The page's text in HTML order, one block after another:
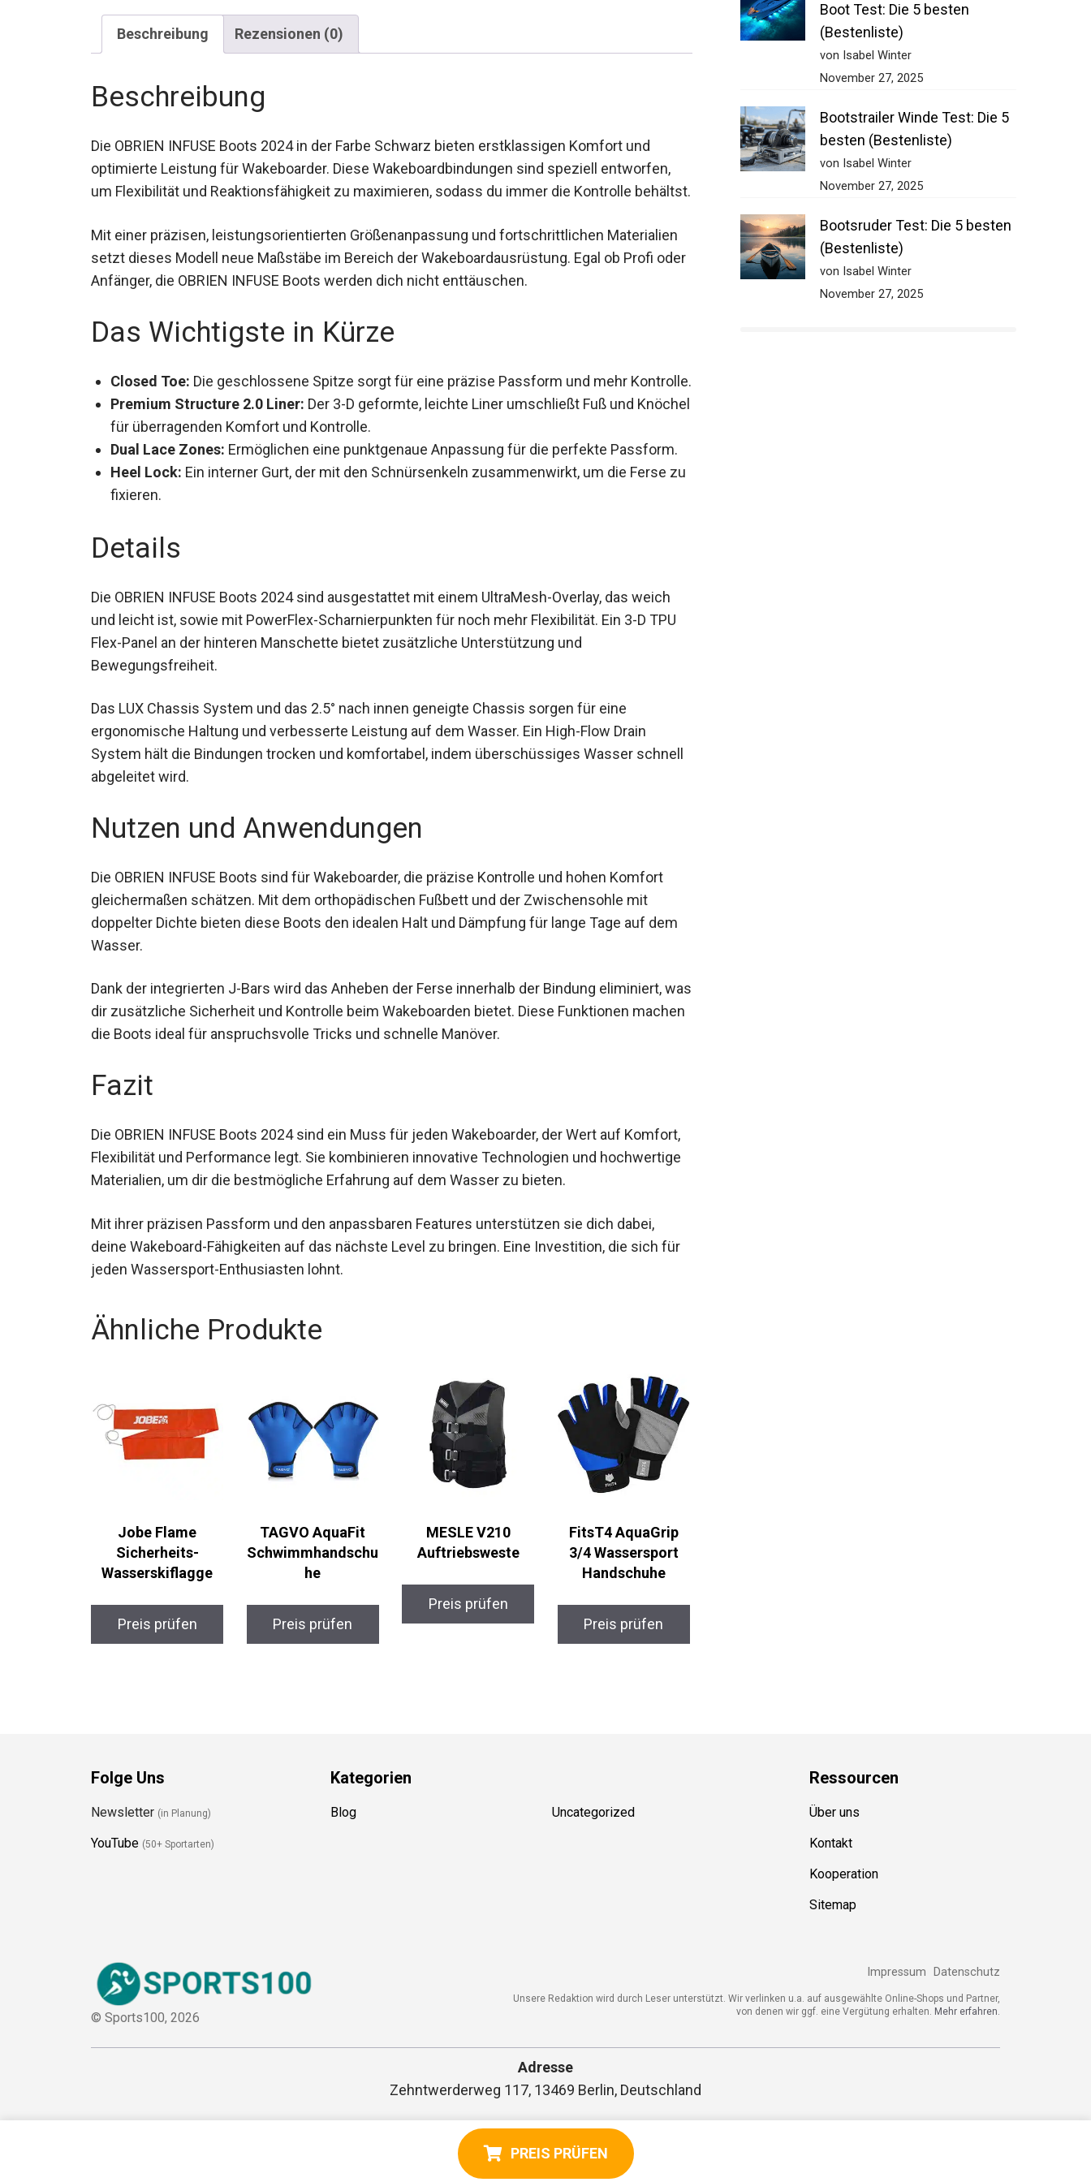
Beschreibung Rezensionen (0)
Beschreibung
Die OBRIEN INFUSE Boots 2024 in der Farbe Schwarz bieten erstklassigen Komfort und
optimierte Leistung für Wakeboarder. Diese Wakeboardbindungen sind speziell entworfen,
um Flexibilität und Reaktionsfähigkeit zu maximieren, sodass du immer die Kontrolle behältst.
Mit einer präzisen, leistungsorientierten Größenanpassung und fortschrittlichen Materialien
setzt dieses Modell neue Maßstäbe im Bereich der Wakeboardausrüstung. Egal ob Profi oder
Anfänger, die OBRIEN INFUSE Boots werden dich nicht enttäuschen.
Das Wichtigste in Kürze
Closed Toe: Die geschlossene Spitze sorgt für eine präzise Passform und mehr Kontrolle.
Premium Structure 2.0 Liner: Der 3-D geformte, leichte Liner umschließt Fuß und Knöchel
für überragenden Komfort und Kontrolle.
Dual Lace Zones: Ermöglichen eine punktgenaue Anpassung für die perfekte Passform.
Heel Lock: Ein interner Gurt, der mit den Schnürsenkeln zusammenwirkt, um die Ferse zu
fixieren.
Details
Die OBRIEN INFUSE Boots 2024 sind ausgestattet mit einem UltraMesh-Overlay, das weich
und leicht ist, sowie mit PowerFlex-Scharnierpunkten für noch mehr Flexibilität. Ein 3-D TPU
Flex-Panel an der hinteren Manschette bietet zusätzliche Unterstützung und
Bewegungsfreiheit.
Das LUX Chassis System und das 2.5° nach innen geneigte Chassis sorgen für eine
ergonomische Haltung und verbesserte Leistung auf dem Wasser. Ein High-Flow Drain
System hält die Bindungen trocken und komfortabel, indem überschüssiges Wasser schnell
abgeleitet wird.
Nutzen und Anwendungen
Die OBRIEN INFUSE Boots sind für Wakeboarder, die präzise Kontrolle und hohen Komfort
gleichermaßen schätzen. Mit dem orthopädischen Fußbett und der Zwischensohle mit
doppelter Dichte bieten diese Boots den idealen Halt und Dämpfung für lange Tage auf dem
Wasser.
Dank der integrierten J-Bars wird das Anheben der Ferse innerhalb der Bindung eliminiert, was
dir zusätzliche Sicherheit und Kontrolle beim Wakeboarden bietet. Diese Funktionen machen
die Boots ideal für anspruchsvolle Tricks und schnelle Manöver.
Fazit
Die OBRIEN INFUSE Boots 2024 sind ein Muss für jeden Wakeboarder, der Wert auf Komfort,
Flexibilität und Performance legt. Sie kombinieren innovative Technologien und hochwertige
Materialien, um dir die bestmögliche Erfahrung auf dem Wasser zu bieten.
Mit ihrer präzisen Passform und den anpassbaren Features unterstützen sie dich dabei,
deine Wakeboard-Fähigkeiten auf das nächste Level zu bringen. Eine Investition, die sich für
jeden Wassersport-Enthusiasten lohnt.
Ähnliche Produkte
Jobe Flame
Sicherheits-
Wasserskiflagge
Preis prüfen
TAGVO AquaFit
Schwimmhandschu
he
Preis prüfen
MESLE V210
Auftriebsweste
Preis prüfen
FitsT4 AquaGrip
3/4 Wassersport
Handschuhe
Preis prüfen
PREIS PRÜFEN
Boot Test: Die 5 besten
(Bestenliste)
von Isabel Winter
November 27, 2025
Bootstrailer Winde Test: Die 5
besten (Bestenliste)
von Isabel Winter
November 27, 2025
Bootsruder Test: Die 5 besten
(Bestenliste)
von Isabel Winter
November 27, 2025
Folge Uns
Newsletter (in Planung)
YouTube (50+ Sportarten)
Kategorien
Blog Uncategorized
Ressourcen
Über uns
Kontakt
Kooperation
Sitemap
© Sports100, 2026
Impressum Datenschutz
Unsere Redaktion wird durch Leser unterstützt. Wir verlinken u.a. auf ausgewählte Online-Shops und Partner,
von denen wir ggf. eine Vergütung erhalten. Mehr erfahren.
Adresse
Zehntwerderweg 117, 13469 Berlin, Deutschland